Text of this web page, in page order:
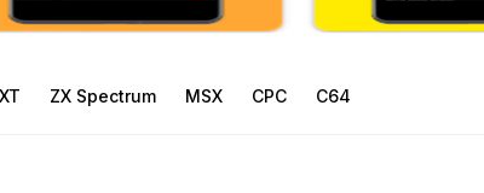
ZX Spectrum MSX CPC C64